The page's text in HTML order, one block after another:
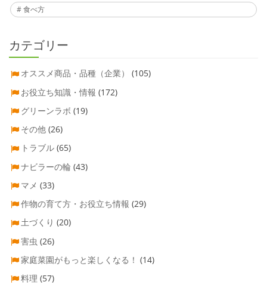
食べ方
カテゴリー
オススメ商品・品種（企業）
(105)
お役立ち知識・情報 (172)
グリーンラボ (19)
その他 (26)
トラブル (65)
ナビラーの輪 (43)
マメ (33)
作物の育て方・お役立ち情報 (29)
土づくり (20)
害虫 (26)
家庭菜園がもっと楽しくなる！ (14)
料理 (57)